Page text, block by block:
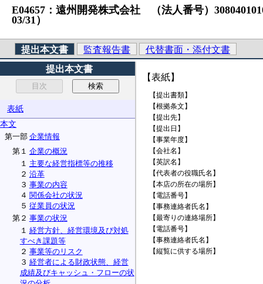
E04657：遠州開発株式会社 （法人番号）
03/31）
提出本文書 監査報告書
代替書面・添付文書
提出本文書